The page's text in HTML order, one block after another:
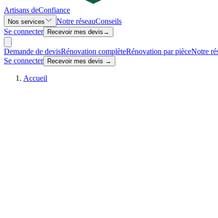
Artisans deConfiance
Nos services Notre réseauConseils
Se connecter
Recevoir mes devis →
Demande de devisRénovation complèteRénovation par pièceNotre
Se connecter
Recevoir mes devis →
Accueil